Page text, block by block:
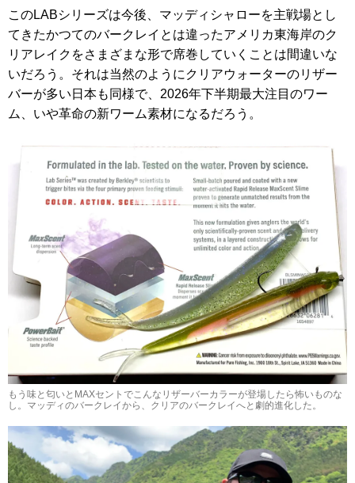
このLABシリーズは今後、マッディシャローを主戦場とし
てきたかつてのバークレイとは違ったアメリカ東海岸のク
リアレイクをさまざまな形で席巻していくことは間違いな
いだろう。それは当然のようにクリアウォーターのリザー
バーが多い日本も同様で、2026年下半期最大注目のワー
ム、いや革命の新ワーム素材になるだろう。
もう味と匂いとMAXセントでこんなリザーバーカラーが登場したら怖いものな
し。マッディのバークレイから、クリアのバークレイへと劇的進化した。